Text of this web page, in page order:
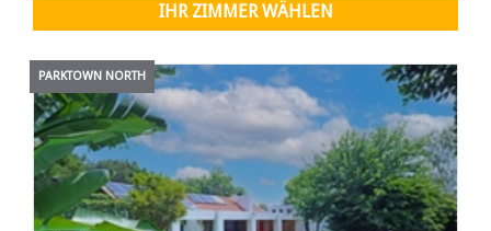
IHR ZIMMER WÄHLEN
PARKTOWN NORTH